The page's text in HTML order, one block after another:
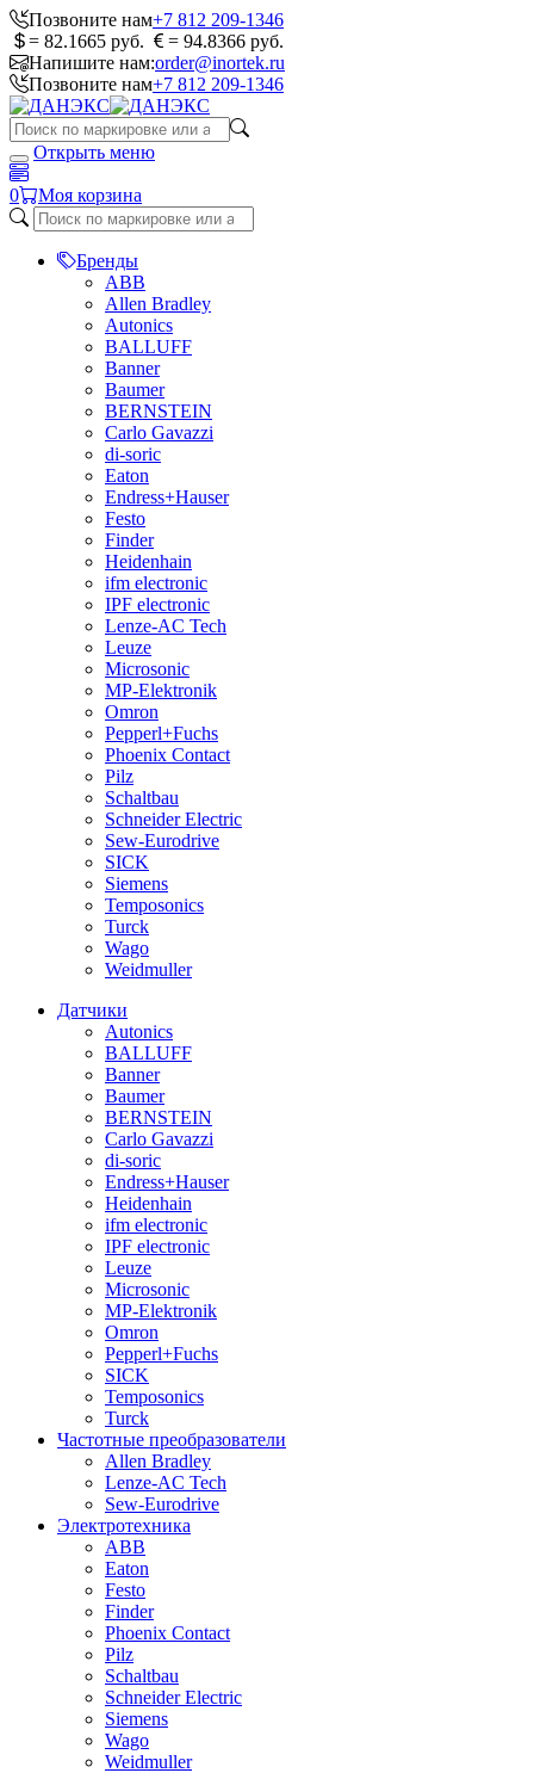
Позвоните нам+7 812 209-1346
= 82.1665 руб.
= 94.8366 руб.
Напишите нам:order@inortek.ru
Позвоните нам+7 812 209-1346
Открыть меню
0 Моя корзина
Бренды
ABB
Allen Bradley
Autonics
BALLUFF
Banner
Baumer
BERNSTEIN
Carlo Gavazzi
di-soric
Eaton
Endress+Hauser
Festo
Finder
Heidenhain
ifm electronic
IPF electronic
Lenze-AC Tech
Leuze
Microsonic
MP-Elektronik
Omron
Pepperl+Fuchs
Phoenix Contact
Pilz
Schaltbau
Schneider Electric
Sew-Eurodrive
SICK
Siemens
Temposonics
Turck
Wago
Weidmuller
Датчики
Autonics
BALLUFF
Banner
Baumer
BERNSTEIN
Carlo Gavazzi
di-soric
Endress+Hauser
Heidenhain
ifm electronic
IPF electronic
Leuze
Microsonic
MP-Elektronik
Omron
Pepperl+Fuchs
SICK
Temposonics
Turck
Частотные преобразователи
Allen Bradley
Lenze-AC Tech
Sew-Eurodrive
Электротехника
ABB
Eaton
Festo
Finder
Phoenix Contact
Pilz
Schaltbau
Schneider Electric
Siemens
Wago
Weidmuller